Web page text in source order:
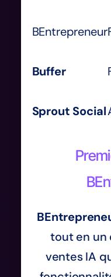
BEntrepreneur
Buffer
Sprout Social
tout en un
ventes IA